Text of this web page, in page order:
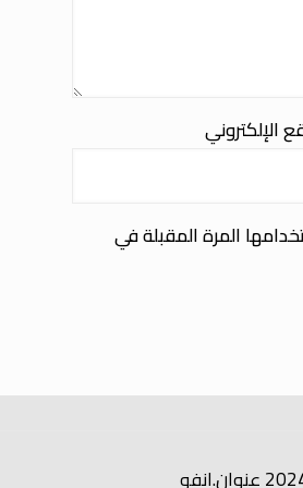
الإلكتروني
المرة المقبلة في
عنوان.انفو